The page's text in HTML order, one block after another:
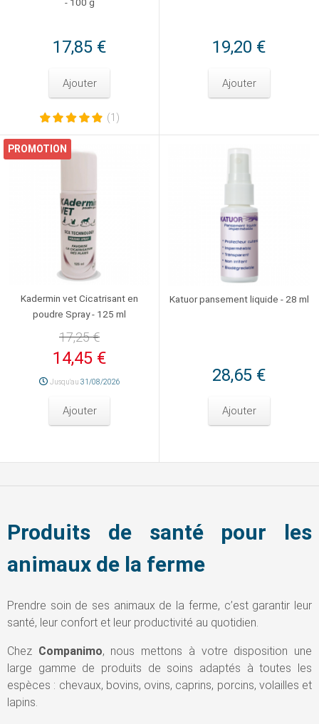
- 100 g
17,85 €
Ajouter
(1)
19,20 €
Ajouter
PROMOTION
Kadermin vet Cicatrisant en
poudre Spray - 125 ml
17,25 €
14,45 €
Jusqu'au 31/08/2026
Ajouter
Katuor pansement liquide - 28 ml
28,65 €
Ajouter
Produits de santé pour les
animaux de la ferme
Prendre soin de ses animaux de la ferme, c’est garantir leur
santé, leur confort et leur productivité au quotidien.
Chez Companimo, nous mettons à votre disposition une
large gamme de produits de soins adaptés à toutes les
espèces : chevaux, bovins, ovins, caprins, porcins, volailles et
lapins.